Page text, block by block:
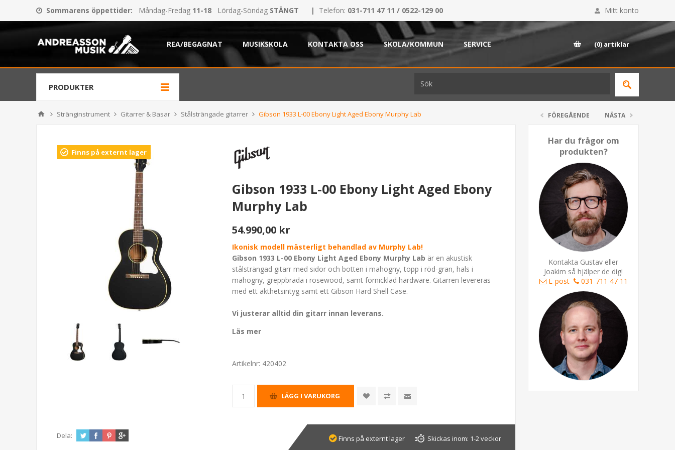
Sommarens öppettider: Måndag-Fredag 11-18 Lördag-Söndag STÄNGT | Telefon: 031-711 47 11 / 0522-129 00 Mitt konto
REA/BEGAGNAT MUSIKSKOLA KONTAKTA OSS SKOLA/KOMMUN SERVICE (0) artiklar
PRODUKTER
Stränginstrument Gitarrer & Basar Stålsträngade gitarrer Gibson 1933 L-00 Ebony Light Aged Ebony Murphy Lab FÖREGÅENDE NÄSTA
Har du frågor om
produkten?
Kontakta Gustav eller
Joakim så hjälper de dig!
E-post
031-711 47 11
Finns på externt lager
Gibson 1933 L-00 Ebony Light Aged Ebony
Murphy Lab
54.990,00 kr
Ikonisk modell mästerligt behandlad av Murphy Lab!
Gibson 1933 L-00 Ebony Light Aged Ebony Murphy Lab är en akustisk
stålsträngad gitarr med sidor och botten i mahogny, topp i röd-gran, hals i
mahogny, greppbräda i rosewood, samt förnicklad hardware. Gitarren levereras
med ett äkthetsintyg samt ett Gibson Hard Shell Case.
Vi justerar alltid din gitarr innan leverans.
Läs mer
Artikelnr: 420402
Dela: Finns på externt lager Skickas inom: 1-2 veckor